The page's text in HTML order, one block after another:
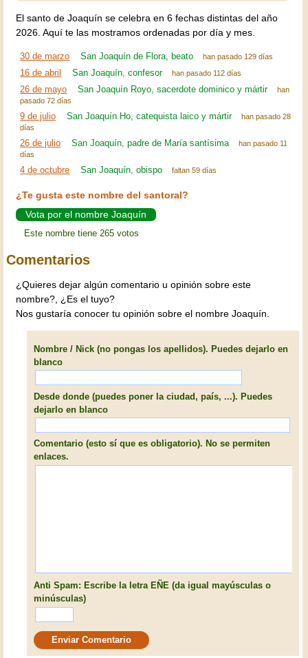
El santo de Joaquín se celebra en 6 fechas distintas del año
2026. Aquí te las mostramos ordenadas por día y mes.
30 de marzo San Joaquín de Flora, beato han pasado 129 días
16 de abril San Joaquín, confesor han pasado 112 días
26 de mayo San Joaquín Royo, sacerdote dominico y mártir
han
pasado 72 días
9 de julio San Joaquín Ho, catequista laico y mártir
han pasado 28
días
26 de julio San Joaquín, padre de María santísima
han pasado 11
días
4 de octubre San Joaquín, obispo faltan 59 días
¿Te gusta este nombre del santoral?
Vota por el nombre Joaquín
Este nombre tiene 265 votos
Comentarios
¿Quieres dejar algún comentario u opinión sobre este
nombre?, ¿Es el tuyo?
Nos gustaría conocer tu opinión sobre el nombre Joaquín.
Nombre / Nick (no pongas los apellidos). Puedes dejarlo en
blanco
Desde donde (puedes poner la ciudad, país, ...). Puedes
dejarlo en blanco
Comentario (esto sí que es obligatorio). No se permiten
enlaces.
Anti Spam: Escribe la letra EÑE (da igual mayúsculas o
minúsculas)